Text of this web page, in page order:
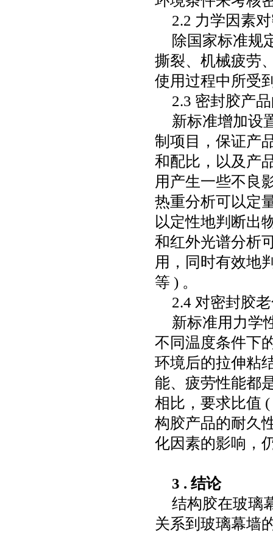
2.2 力学因素
除国家标准规
撕裂、机械疲劳
使用过程中所受
2.3 密封胶产
新标准增加设
制项目，保证产
和配比，以及产
用产生一些不良
热重分析可以定
以定性地判断出
和红外光谱分析
用，同时有效地
等 ) 。
2.4 对密封胶
新标准用力学
不同温度条件下
环境后的拉伸粘
能、疲劳性能都
相比，要求比值 (
构胶产品的耐久
化因素的影响，
3 . 结论
结构胶在玻璃
关系到玻璃幕墙